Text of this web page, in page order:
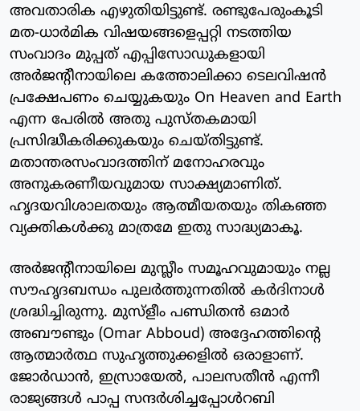
അവതാരിക എഴുതിയിട്ടുണ്ട്. രണ്ടുപേരുംകൂടി
മത-ധാര്‍മിക വിഷയങ്ങളെപ്പറ്റി നടത്തിയ
സംവാദം മുപ്പത് എപ്പിസോഡുകളായി
അര്‍ജന്റീനായിലെ കത്തോലിക്കാ ടെലവിഷന്‍
പ്രക്ഷേപണം ചെയ്യുകയും On Heaven and Earth
എന്ന പേരില്‍ അതു പുസ്തകമായി
പ്രസിദ്ധീകരിക്കുകയും ചെയ്തിട്ടുണ്ട്.
മതാന്തരസംവാദത്തിന് മനോഹരവും
അനുകരണീയവുമായ സാക്ഷ്യമാണിത്.
ഹൃദയവിശാലതയും ആത്മീയതയും തികഞ്ഞ
വ്യക്തികള്‍ക്കു മാത്രമേ ഇതു സാദ്ധ്യമാകൂ.
അര്‍ജന്റീനായിലെ മുസ്ലീം സമൂഹവുമായും നല്ല
സൗഹൃദബന്ധം പുലര്‍ത്തുന്നതില്‍ കര്‍ദിനാള്‍
ശ്രദ്ധിച്ചിരുന്നു. മുസ്‌ളീം പണ്ഡിതന്‍ ഒമാര്‍
അബൗണ്ടും (Omar Abboud) അദ്ദേഹത്തിന്റെ
ആത്മാര്‍ത്ഥ സുഹൃത്തുക്കളില്‍ ഒരാളാണ്.
ജോര്‍ഡാന്‍, ഇസ്രായേല്‍, പാലസതീന്‍ എന്നീ
രാജ്യങ്ങള്‍ പാപ്പ സന്ദര്‍ശിച്ചപ്പോള്‍റബി